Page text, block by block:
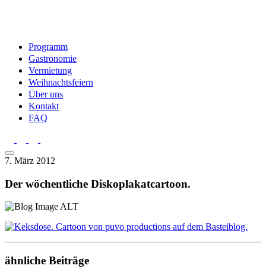
Programm
Gastronomie
Vermietung
Weihnachtsfeiern
Über uns
Kontakt
FAQ
7. März 2012
Der wöchentliche Diskoplakatcartoon.
ähnliche Beiträge